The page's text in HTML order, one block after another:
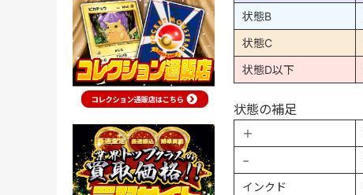
状態B
状態C
状態D以下
状態の補足
＋
−
インクド